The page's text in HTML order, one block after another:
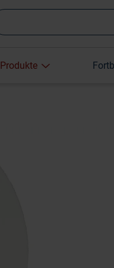
Produkte